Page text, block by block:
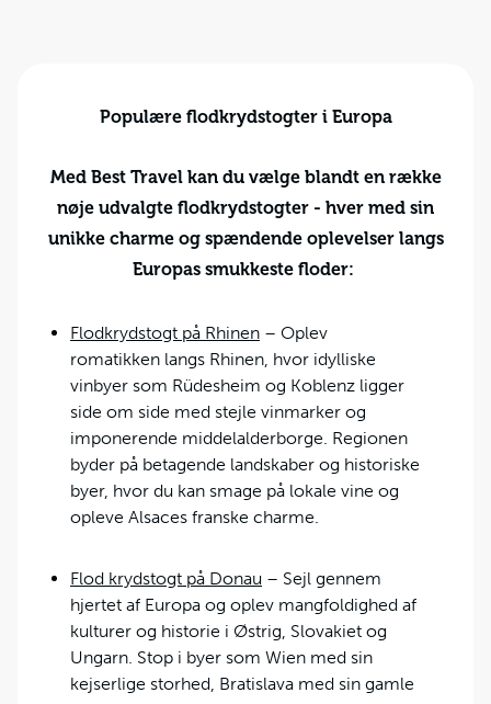
Populære flodkrydstogter i Europa
Med Best Travel kan du vælge blandt en række
nøje udvalgte flodkrydstogter - hver med sin
unikke charme og spændende oplevelser langs
Europas smukkeste floder:
Flodkrydstogt på Rhinen – Oplev
romatikken langs Rhinen, hvor idylliske
vinbyer som Rüdesheim og Koblenz ligger
side om side med stejle vinmarker og
imponerende middelalderborge. Regionen
byder på betagende landskaber og historiske
byer, hvor du kan smage på lokale vine og
opleve Alsaces franske charme.
Flod krydstogt på Donau – Sejl gennem
hjertet af Europa og oplev mangfoldighed af
kulturer og historie i Østrig, Slovakiet og
Ungarn. Stop i byer som Wien med sin
kejserlige storhed, Bratislava med sin gamle